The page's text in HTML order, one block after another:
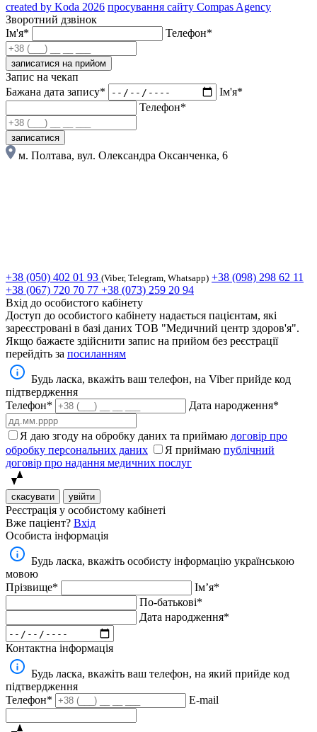
created by Koda 2026 просування сайту Compas Agency
Зворотний дзвінок
Ім'я*
Телефон*
записатися на прийом
Запис на чекап
Бажана дата запису*
Ім'я*
Телефон*
записатися
м. Полтава, вул. Олександра Оксанченка, 6
+38 (050) 402 01 93 (Viber, Telegram, Whatsapp) +38 (098) 298 62 11
+38 (067) 720 70 77 +38 (073) 259 20 94
Вхід до особистого кабінету
Доступ до особистого кабінету надається пацієнтам, які
зареєстровані в базі даних ТОВ "Медичний центр здоров'я".
Якщо бажаєте здійснити запис на прийом без реєстрації
перейдіть за посиланням
Будь ласка, вкажіть ваш телефон, на Viber прийде код
підтвердження
Телефон*
Дата народження*
Я даю згоду на обробку даних та приймаю договір про
обробку персональних даних
Я приймаю публічний
договір про надання медичних послуг
скасувати увійти
Реєстрація у особистому кабінеті
Вже паціент? Вхід
Особиста інформація
Будь ласка, вкажіть особисту інформацію українською
мовою
Прізвище*
Імʼя*
По-батькові*
Дата народження*
Контактна інформація
Будь ласка, вкажіть ваш телефон, на який прийде код
підтвердження
Телефон*
E-mail